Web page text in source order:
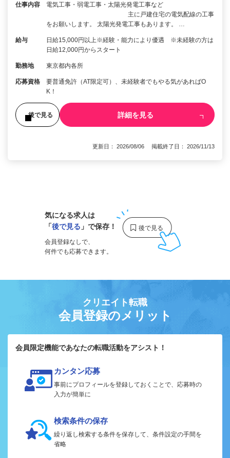
仕事内容
電気工事・弱電工事・太陽光発電工事など
主に戸建住宅の電気配線の工事
をお願いします。 太陽光発電工事もあります。 …
給与
日給15,000円以上※経験・能力により優遇 ※未経験の方は
日給12,000円からスタート
勤務地 東京都内各所
応募資格
要普通免許（AT限定可）、未経験者でもやる気があればO
K！
後で見る 詳細を見る
更新日： 2026/08/06 掲載終了日： 2026/11/13
気になる求人は
「後で見る 」で保存！
会員登録なしで、
何件でも応募できます。
クリエイト転職
会員登録のメリット
会員限定機能であなたの転職活動をアシスト！
カンタン応募
事前にプロフィールを登録しておくことで、応募時の
入力が簡単に
検索条件の保存
繰り返し検索する条件を保存して、条件設定の手間を
省略